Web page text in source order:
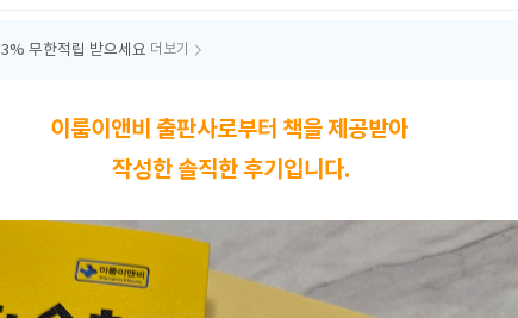
3% 무한적립 받으세요 더보기
이룸이앤비 출판사로부터 책을 제공받아
작성한 솔직한 후기입니다.